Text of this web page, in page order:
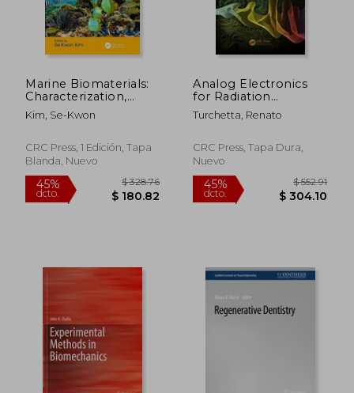
Marine Biomaterials:
Characterization,
Isolation and
Applications (en
Kim, Se-Kwon
CRC Press, 1 Edición, Tapa
Blanda, Nuevo
45%
$ 180.82
Analog Electronics
for Radiation
Detection (en Inglés)
Turchetta, Renato
CRC Press, Tapa Dura,
Nuevo